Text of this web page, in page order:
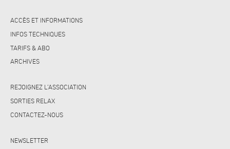
ACCÈS ET INFORMATIONS
INFOS TECHNIQUES
TARIFS & ABO
ARCHIVES
REJOIGNEZ L’ASSOCIATION
SORTIES RELAX
CONTACTEZ-NOUS
NEWSLETTER